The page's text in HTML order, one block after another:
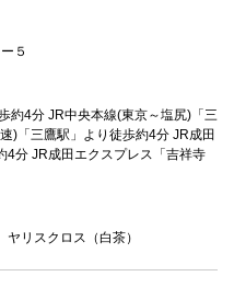
５
約4分 JR中央本線(東京～塩尻)「三
)「三鷹駅」より徒歩約4分 JR成田
4分 JR成田エクスプレス「吉祥寺
リスクロス（白茶）